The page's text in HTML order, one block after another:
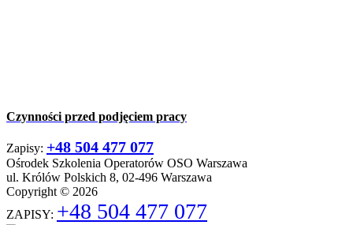
Czynności przed podjęciem pracy
Zapisy: +48 504 477 077
Ośrodek Szkolenia Operatorów OSO Warszawa
ul. Królów Polskich 8, 02-496 Warszawa
Copyright © 2026
ZAPISY: +48 504 477 077